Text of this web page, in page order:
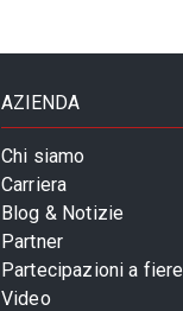
AZIENDA
Chi siamo
Carriera
Blog & Notizie
Partner
Partecipazioni a fiere
Video